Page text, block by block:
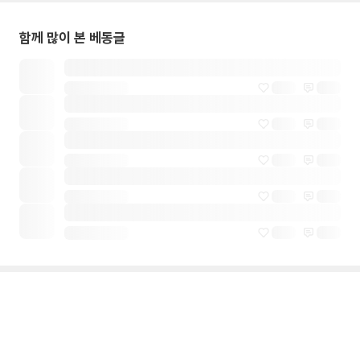
함께 많이 본 베동글